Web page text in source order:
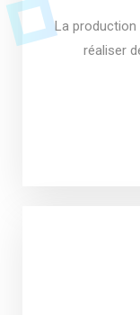
La production
réaliser